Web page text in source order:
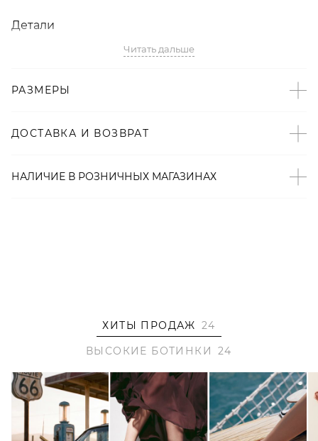
Детали
– Дизайн: Санкт-Петербург, Россия;
– Шнуровка;
– Температурный режим – до -10°;
– Произведено по индивидуальному заказу и под
Читать дальше
РАЗМЕРЫ
ДОСТАВКА И ВОЗВРАТ
НАЛИЧИЕ В РОЗНИЧНЫХ МАГАЗИНАХ
ХИТЫ ПРОДАЖ 24
ВЫСОКИЕ БОТИНКИ
24